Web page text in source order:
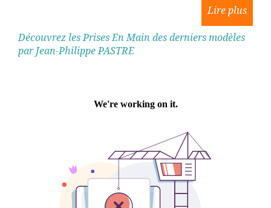
Découvrez les Prises En Main des derniers modèles
par Jean-Philippe PASTRE